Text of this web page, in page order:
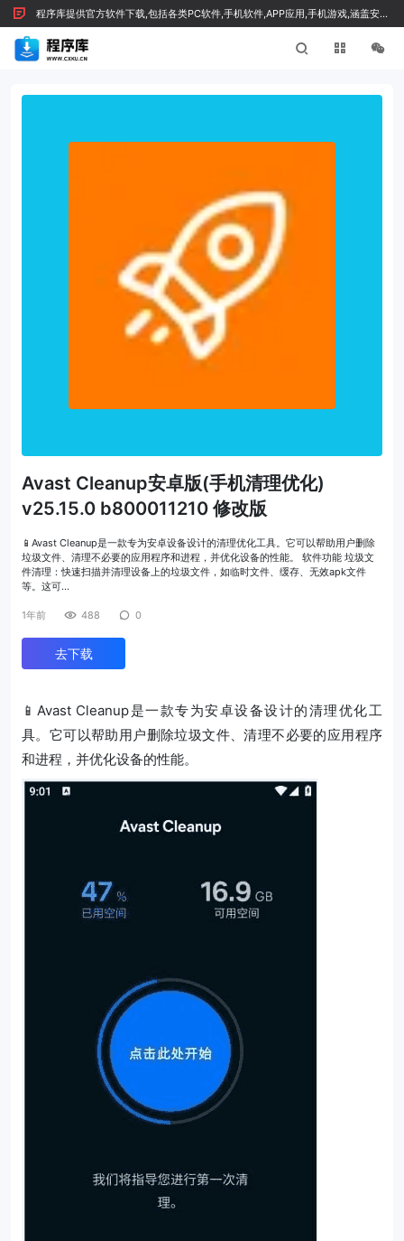
程序库提供官方软件下载,包括各类PC软件,手机软件,APP应用,手机游戏,涵盖安全
绿色软件及技术文章，按 Ctrl+D 收藏我们
Avast Cleanup安卓版(手机清理优化)
v25.15.0 b800011210 修改版
📱Avast Cleanup是一款专为安卓设备设计的清理优化工具。它可以帮助用户删除
垃圾文件、清理不必要的应用程序和进程，并优化设备的性能。 软件功能 垃圾文
件清理：快速扫描并清理设备上的垃圾文件，如临时文件、缓存、无效apk文件
等。这可…
1年前 488 0
去下载
📱Avast Cleanup是一款专为安卓设备设计的清理优化工
具。它可以帮助用户删除垃圾文件、清理不必要的应用程序
和进程，并优化设备的性能。